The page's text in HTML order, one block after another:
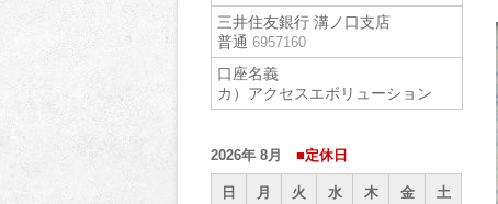
三井住友銀行 溝ノ口支店
普通 6957160
口座名義
カ）アクセスエボリューション
2026年 8月 ■定休日
日 月 火 水 木 金 土